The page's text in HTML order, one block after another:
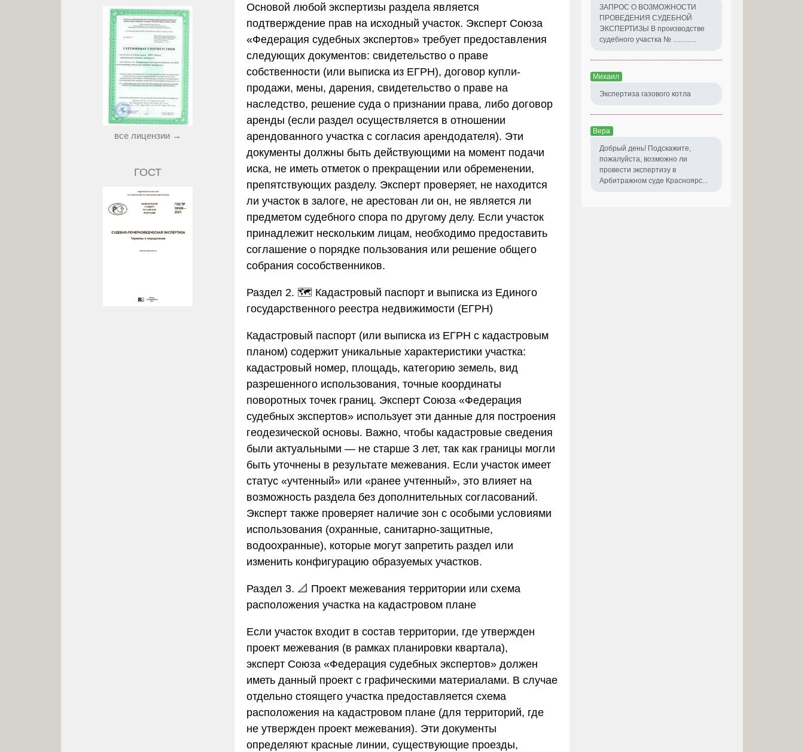
Основой любой экспертизы раздела является
подтверждение прав на исходный участок. Эксперт Союза
«Федерация судебных экспертов» требует предоставления
следующих документов: свидетельство о праве
собственности (или выписка из ЕГРН), договор купли-
продажи, мены, дарения, свидетельство о праве на
наследство, решение суда о признании права, либо договор
аренды (если раздел осуществляется в отношении
арендованного участка с согласия арендодателя). Эти
документы должны быть действующими на момент подачи
иска, не иметь отметок о прекращении или обременении,
препятствующих разделу. Эксперт проверяет, не находится
ли участок в залоге, не арестован ли он, не является ли
предметом судебного спора по другому делу. Если участок
принадлежит нескольким лицам, необходимо предоставить
соглашение о порядке пользования или решение общего
собрания сособственников.
Раздел 2. 🗺️ Кадастровый паспорт и выписка из Единого
государственного реестра недвижимости (ЕГРН)
Кадастровый паспорт (или выписка из ЕГРН с кадастровым
планом) содержит уникальные характеристики участка:
кадастровый номер, площадь, категорию земель, вид
разрешенного использования, точные координаты
поворотных точек границ. Эксперт Союза «Федерация
судебных экспертов» использует эти данные для построения
геодезической основы. Важно, чтобы кадастровые сведения
были актуальными — не старше 3 лет, так как границы могли
быть уточнены в результате межевания. Если участок имеет
статус «учтенный» или «ранее учтенный», это влияет на
возможность раздела без дополнительных согласований.
Эксперт также проверяет наличие зон с особыми условиями
использования (охранные, санитарно-защитные,
водоохранные), которые могут запретить раздел или
изменить конфигурацию образуемых участков.
Раздел 3. 📐 Проект межевания территории или схема
расположения участка на кадастровом плане
Если участок входит в состав территории, где утвержден
проект межевания (в рамках планировки квартала),
эксперт Союза «Федерация судебных экспертов» должен
иметь данный проект с графическими материалами. В случае
отдельно стоящего участка предоставляется схема
расположения на кадастровом плане (для территорий, где
не утвержден проект межевания). Эти документы
определяют красные линии, существующие проезды,
все лицензии →
ГОСТ
ЗАПРОС О ВОЗМОЖНОСТИ
ПРОВЕДЕНИЯ СУДЕБНОЙ
ЭКСПЕРТИЗЫ В производстве
судебного участка № .............
Михаил
Экспертиза газового котла
Вера
Добрый день! Подскажите,
пожалуйста, возможно ли
провести экспертизу в
Арбитражном суде Красноярс...